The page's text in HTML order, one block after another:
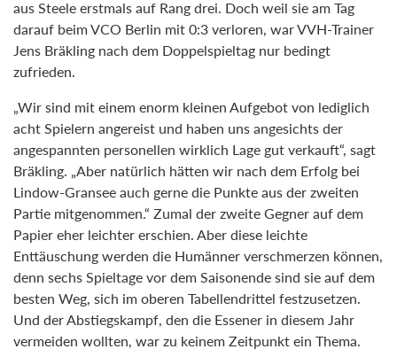
aus Steele erstmals auf Rang drei. Doch weil sie am Tag
darauf beim VCO Berlin mit 0:3 verloren, war VVH-Trainer
Jens Bräkling nach dem Doppelspieltag nur bedingt
zufrieden.
„Wir sind mit einem enorm kleinen Aufgebot von lediglich
acht Spielern angereist und haben uns angesichts der
angespannten personellen wirklich Lage gut verkauft“, sagt
Bräkling. „Aber natürlich hätten wir nach dem Erfolg bei
Lindow-Gransee auch gerne die Punkte aus der zweiten
Partie mitgenommen.“ Zumal der zweite Gegner auf dem
Papier eher leichter erschien. Aber diese leichte
Enttäuschung werden die Humänner verschmerzen können,
denn sechs Spieltage vor dem Saisonende sind sie auf dem
besten Weg, sich im oberen Tabellendrittel festzusetzen.
Und der Abstiegskampf, den die Essener in diesem Jahr
vermeiden wollten, war zu keinem Zeitpunkt ein Thema.